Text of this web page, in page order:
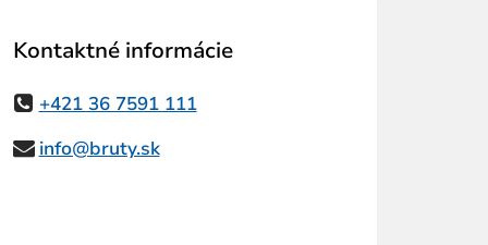
Kontaktné informácie
+421 36 7591 111
info@bruty.sk